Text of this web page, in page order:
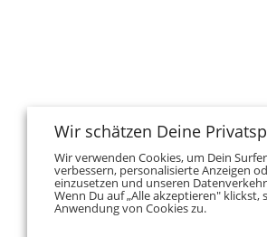
Wir schätzen Deine
Wir verwenden Cookies, um Dein
verbessern, personalisierte Anzeigen
einzusetzen und unseren
Wenn Du auf „Alle akzeptieren" klickst,
Anwendung von Cookies zu.